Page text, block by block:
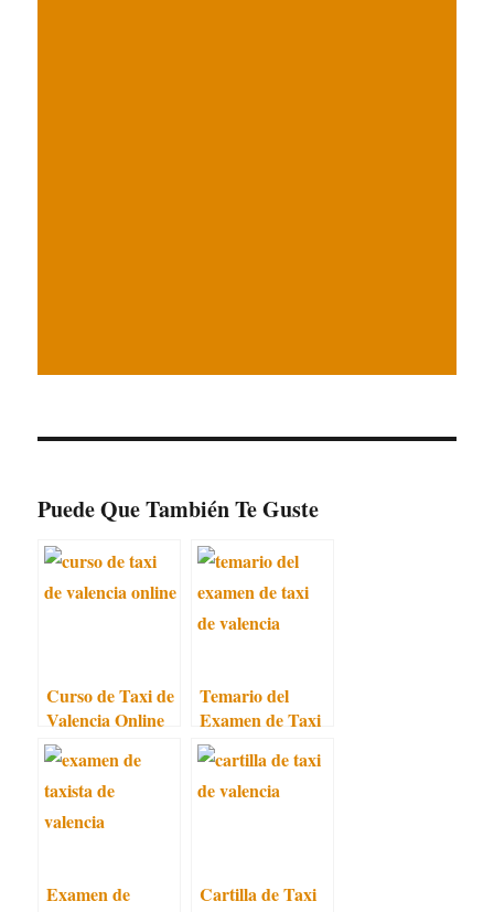
Puede Que También Te Guste
Curso de Taxi de
Valencia Online
Temario del
Examen de Taxi
de Valencia
Examen de
Cartilla de Taxi